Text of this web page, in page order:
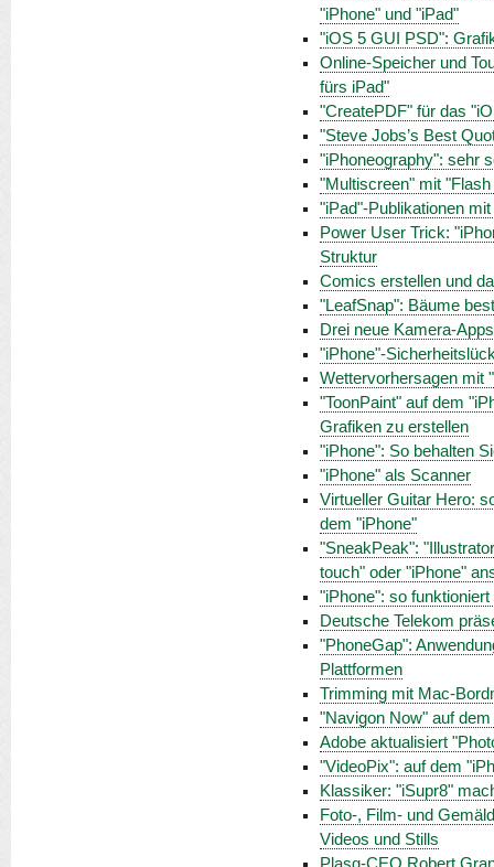
"iPhone" und "iPad"
"iOS 5 GUI PSD":
Online-Speicher und
fürs iPad"
"CreatePDF" für das
"Steve Jobs’s Best
"iPhoneography": sehr
"Multiscreen" mit
"iPad"-Publikationen
Power User Trick:
Struktur
Comics erstellen und
"LeafSnap": Bäume
Drei neue Kamera-
"iPhone"-
Wettervorhersagen mit
"ToonPaint" auf dem
Grafiken zu erstellen
"iPhone": So behalten
"iPhone" als Scanner
Virtueller Guitar Hero:
dem "iPhone"
"SneakPeak":
touch" oder "iPhone"
"iPhone": so
Deutsche Telekom
"PhoneGap":
Plattformen
Trimming mit Mac-
"Navigon Now" auf
Adobe aktualisiert
"VideoPix": auf dem
Klassiker: "iSupr8"
Foto-, Film- und
Videos und Stills